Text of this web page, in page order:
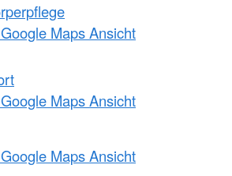
Maps Ansicht
Maps Ansicht
Maps Ansicht